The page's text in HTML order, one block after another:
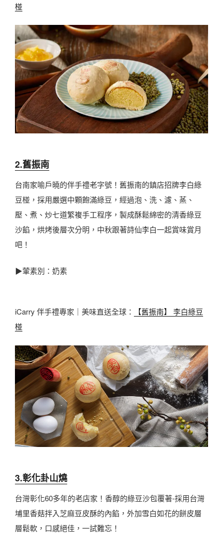
椪
2.舊振南
台南家喻戶曉的伴手禮老字號！舊振南的鎮店招牌李白綠
豆椪，採用嚴選中顆飽滿綠豆，經過泡、洗、濾、蒸、
壓、煮、炒七道繁複手工程序，製成酥鬆綿密的清香綠豆
沙餡，烘烤後層次分明，中秋跟著詩仙李白一起賞味賞月
吧！
▶葷素別：奶素
iCarry 伴手禮專家｜美味直送全球：
【舊振南】 李白綠豆
椪
3.彰化卦山燒
台灣彰化60多年的老店家！香醇的綠豆沙包覆著-採用台灣
埔里香菇拌入芝麻豆皮酥的內餡，外加雪白如花的餅皮層
層鬆軟，口感絕佳，一試難忘！